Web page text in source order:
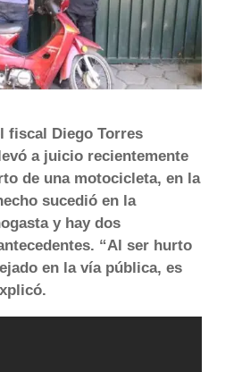
fiscal Diego Torres
a juicio recientemente
de una motocicleta, en la
sucedió en la
y hay dos
“Al ser hurto
en la vía pública, es